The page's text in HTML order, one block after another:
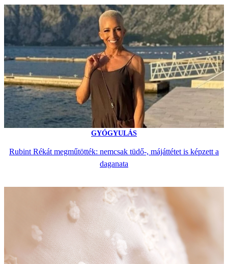
GYÓGYULÁS
Rubint Rékát megműtötték: nemcsak tüdő-, májáttétet is képzett a
daganata